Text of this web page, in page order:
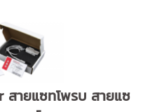
ายแซทโพรบ สายแซ